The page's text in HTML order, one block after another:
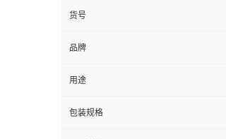
货号
品牌
用途
包装规格